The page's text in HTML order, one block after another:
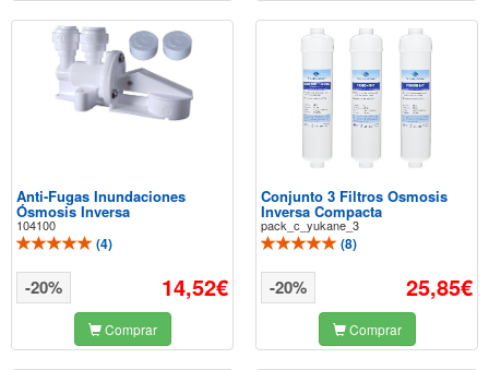
Anti-Fugas Inundaciones
Ósmosis Inversa
104100
(4)
14,52€
-20%
Comprar
Conjunto 3 Filtros Osmosis
Inversa Compacta
pack_c_yukane_3
(8)
25,85€
-20%
Comprar